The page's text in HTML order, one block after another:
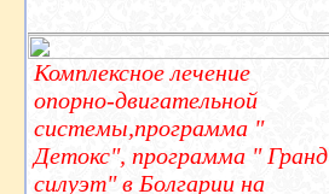
Комплексное лечение
опорно-двигательной
системы,программа "
Детокс", программа " Гранд
силуэт" в Болгарии на